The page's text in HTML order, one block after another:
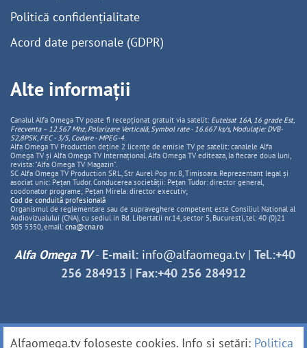
Politică confidențialitate
Acord date personale (GDPR)
Alte informații
Canalul Alfa Omega TV poate fi recepționat gratuit via satelit: Eutelsat 16A, 16 grade Est,
Frecventa – 12.567 Mhz, PolarizareVerticală, Symbol rate - 16.667 ks/s, Modulație: DVB-
S2,8PSK, FEC - 3/5, Codare - MPEG-4.
Alfa Omega TV Production deține 2 licențe de emisie TV pe satelit: canalele Alfa
Omega TV și Alfa Omega TV Internațional. Alfa Omega TV editeaza, la fiecare doua luni,
revista: "Alfa Omega TV Magazin".
SC Alfa Omega TV Production SRL, Str Aurel Pop nr. 8, Timisoara. Reprezentant legal și
asociat unic: Pețan Tudor. Conducerea societății: Pețan Tudor: director general,
coodonator programe; Pețan Mirela: director executiv;
Cod de conduită profesională
Organismul de reglementare sau de supraveghere competent este Consiliul National al
Audiovizualului (CNA), cu sediul in Bd. Libertatii nr.14, sector 5, Bucuresti, tel: 40 (0)21
305 5350, email: cna@cna.ro
Alfa Omega TV- E-mail: info@alfaomega.tv| Tel.:+40
256 284913 | Fax:+40 256 284912
Alfaomega.tv folosește cookies. Info și setări: Politica